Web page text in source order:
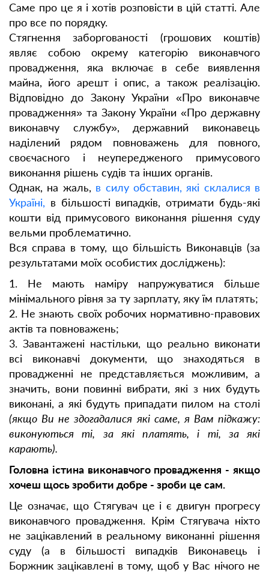
Саме про це я і хотів розповісти в цій статті. Але
про все по порядку.
Стягнення заборгованості (грошових коштів)
являє собою окрему категорію виконавчого
провадження, яка включає в себе виявлення
майна, його арешт і опис, а також реалізацію.
Відповідно до Закону України «Про виконавче
провадження» та Закону України «Про державну
виконавчу службу», державний виконавець
наділений рядом повноважень для повного,
своєчасного і неупередженого примусового
виконання рішень судів та інших органів.
Однак, на жаль, в силу обставин, які склалися в
Україні, в більшості випадків, отримати будь-які
кошти від примусового виконання рішення суду
вельми проблематично.
Вся справа в тому, що більшість Виконавців (за
результатами моїх особистих досліджень):
1. Не мають наміру напружуватися більше
мінімального рівня за ту зарплату, яку їм платять;
2. Не знають своїх робочих нормативно-правових
актів та повноважень;
3. Завантажені настільки, що реально виконати
всі виконавчі документи, що знаходяться в
провадженні не представляється можливим, а
значить, вони повинні вибрати, які з них будуть
виконані, а які будуть припадати пилом на столі
(якщо Ви не здогадалися які саме, я Вам підкажу:
виконуються ті, за які платять, і ті, за які
карають).
Головна істина виконавчого провадження - якщо
хочеш щось зробити добре - зроби це сам.
Це означає, що Стягувач це і є двигун прогресу
виконавчого провадження. Крім Стягувача ніхто
не зацікавлений в реальному виконанні рішення
суду (а в більшості випадків Виконавець і
Боржник зацікавлені в тому, щоб у Вас нічого не